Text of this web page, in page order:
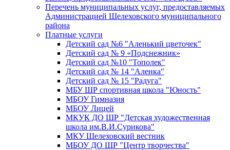
Перечень муниципальных услуг, предоставляемых
Администрацией Шелеховского муниципального
района
Платные услуги
Детский сад №6 "Аленький цветочек"
Детский сад № 9 «Подснежник»
Детский сад №10 "Тополек"
Детский сад № 14 "Аленка"
Детский сад № 15 "Радуга"
МБУ ШР спортивная школа "Юность"
МБОУ Гимназия
МБОУ Лицей
МКУК ДО ШР "Детская художественная
школа им.В.И.Сурикова"
МКУ Шелеховский вестник
МБОУ ДО ШР "Центр творчества"